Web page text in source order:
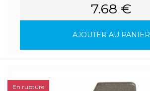
7.68 €
AJOUTER AU PANIER
En rupture